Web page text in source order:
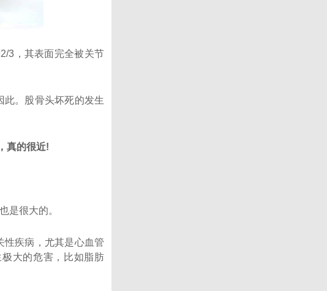
3，其表面完全被关节
此。股骨头坏死的发生
真的很近!
是很大的。
性疾病，尤其是心血管
大的危害，比如脂肪